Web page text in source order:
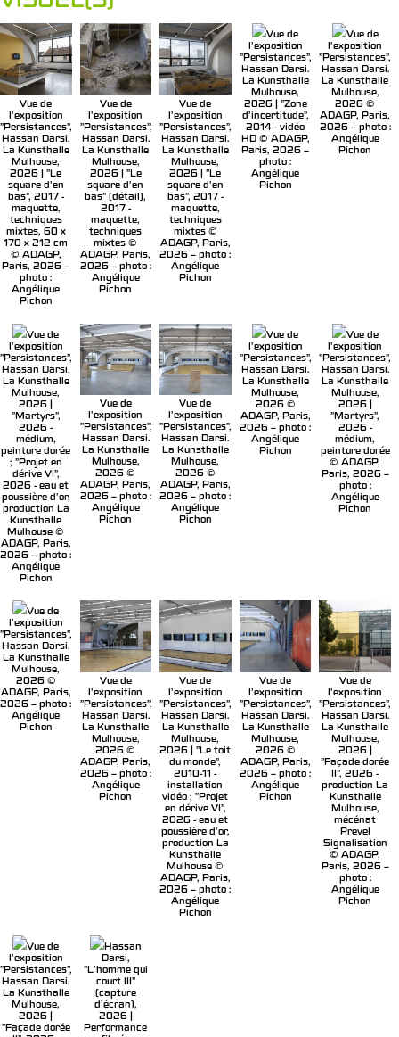
Vue de
l'exposition
"Persistances",
Hassan Darsi.
La Kunsthalle
Mulhouse,
2026 | "Le
square d’en
bas", 2017 -
maquette,
techniques
mixtes, 60 x
170 x 212 cm
© ADAGP,
Paris, 2026 –
photo :
Angélique
Pichon
Vue de
l'exposition
"Persistances",
Hassan Darsi.
La Kunsthalle
Mulhouse,
2026 | "Le
square d’en
bas" (détail),
2017 -
maquette,
techniques
mixtes ©
ADAGP, Paris,
2026 – photo :
Angélique
Pichon
Vue de
l'exposition
"Persistances",
Hassan Darsi.
La Kunsthalle
Mulhouse,
2026 | "Le
square d’en
bas", 2017 -
maquette,
techniques
mixtes ©
ADAGP, Paris,
2026 – photo :
Angélique
Pichon
Vue de
l'exposition
"Persistances",
Hassan Darsi.
La Kunsthalle
Mulhouse,
2026 | "Zone
d'incertitude",
2014 - vidéo
HD © ADAGP,
Paris, 2026 –
photo :
Angélique
Pichon
Vue de
l'exposition
"Persistances",
Hassan Darsi.
La Kunsthalle
Mulhouse,
2026 ©
ADAGP, Paris,
2026 – photo :
Angélique
Pichon
Vue de
l'exposition
"Persistances",
Hassan Darsi.
La Kunsthalle
Mulhouse,
2026 |
"Martyrs",
2026 -
médium,
peinture dorée
; "Projet en
dérive VI",
2026 - eau et
poussière d'or,
production La
Kunsthalle
Mulhouse ©
ADAGP, Paris,
2026 – photo :
Angélique
Pichon
Vue de
l'exposition
"Persistances",
Hassan Darsi.
La Kunsthalle
Mulhouse,
2026 ©
ADAGP, Paris,
2026 – photo :
Angélique
Pichon
Vue de
l'exposition
"Persistances",
Hassan Darsi.
La Kunsthalle
Mulhouse,
2026 ©
ADAGP, Paris,
2026 – photo :
Angélique
Pichon
Vue de
l'exposition
"Persistances",
Hassan Darsi.
La Kunsthalle
Mulhouse,
2026 ©
ADAGP, Paris,
2026 – photo :
Angélique
Pichon
Vue de
l'exposition
"Persistances",
Hassan Darsi.
La Kunsthalle
Mulhouse,
2026 |
"Martyrs",
2026 -
médium,
peinture dorée
© ADAGP,
Paris, 2026 –
photo :
Angélique
Pichon
Vue de
l'exposition
"Persistances",
Hassan Darsi.
La Kunsthalle
Mulhouse,
2026 ©
ADAGP, Paris,
2026 – photo :
Angélique
Pichon
Vue de
l'exposition
"Persistances",
Hassan Darsi.
La Kunsthalle
Mulhouse,
2026 ©
ADAGP, Paris,
2026 – photo :
Angélique
Pichon
Vue de
l'exposition
"Persistances",
Hassan Darsi.
La Kunsthalle
Mulhouse,
2026 | "Le toit
du monde",
2010-11 -
installation
vidéo ; "Projet
en dérive VI",
2026 - eau et
poussière d'or,
production La
Kunsthalle
Mulhouse ©
ADAGP, Paris,
2026 – photo :
Angélique
Pichon
Vue de
l'exposition
"Persistances",
Hassan Darsi.
La Kunsthalle
Mulhouse,
2026 ©
ADAGP, Paris,
2026 – photo :
Angélique
Pichon
Vue de
l'exposition
"Persistances",
Hassan Darsi.
La Kunsthalle
Mulhouse,
2026 |
"Façade dorée
II", 2026 -
production La
Kunsthalle
Mulhouse,
mécénat
Prevel
Signalisation
© ADAGP,
Paris, 2026 –
photo :
Angélique
Pichon
Vue de
l'exposition
"Persistances",
Hassan Darsi.
La Kunsthalle
Mulhouse,
2026 |
"Façade dorée
Hassan
Darsi,
"L’homme qui
court III"
(capture
d'écran),
2026 |
Performance